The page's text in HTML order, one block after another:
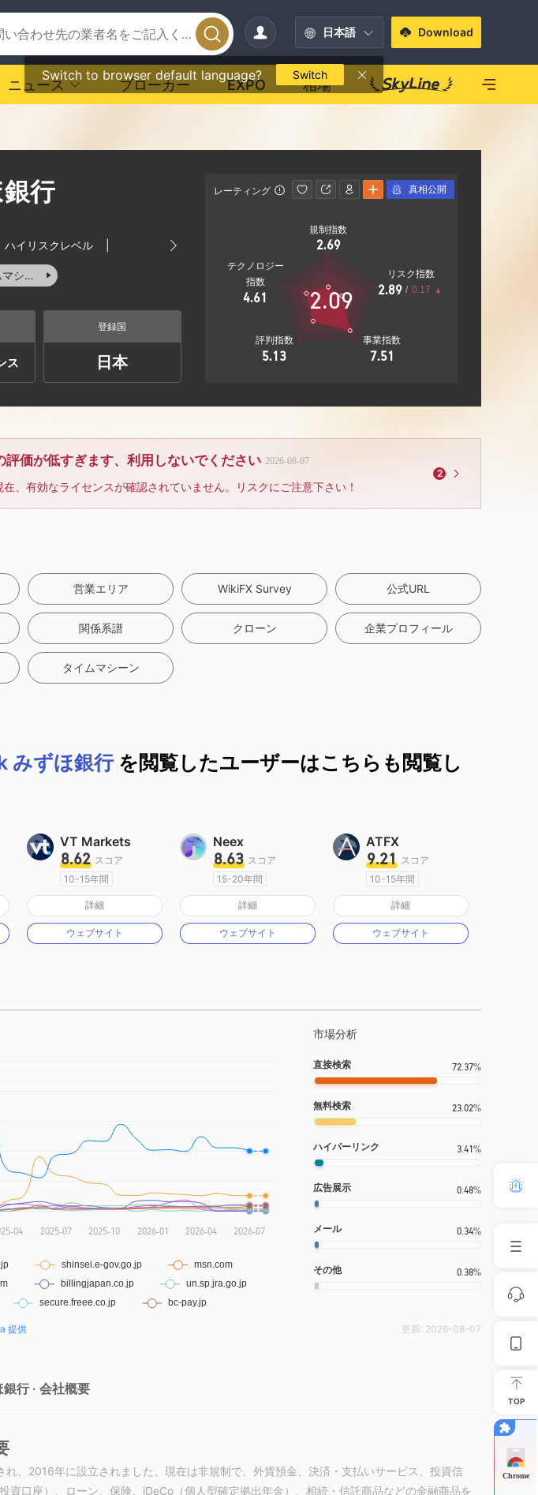
日本語
Switch to browser default language? Switch
Download
ニュース ブローカー EXPO 相場
行
ハイリスクレベル
タイムマシーン
ス
登録国
日本
レーティング
規制指数
2.69
テクノロジー
指数
4.61
評判指数
5.13
事業指数
7.51
リスク指数
2.89 / 0.17
2.09
真相公開
価が低すぎます、利用しないでください 2026-08-07
、有効なライセンスが確認されていません。リスクにご注意下さい！
2
営業エリア WikiFX Survey 公式URL
関係系譜 クローン 企業プロフィール
タイムマシーン
みずほ銀行を閲覧したユーザーはこちらも閲覧し
VT Markets
8.62 スコア
10-15年間
オーストラリア規制
マーケットメイキングライセンス（MM）
詳細
ウェブサイト
Neex
8.63 スコア
15-20年間
オーストラリア規制
マーケットメイキングライセンス（MM）
詳細
ウェブサイト
ATFX
9.21 スコア
10-15年間
オーストラリア規制
マーケットメイキングライセンス（MM）
詳細
ウェブサイト
市場分析
直接検索 72.37%
無料検索 23.02%
ハイパーリンク 3.41%
広告展示 0.48%
メール 0.34%
その他 0.38%
提供 更新: 2026-08-07
行 · 会社概要
れ、2016年に設立されました。現在は非規制で、外貨預金、決済・支払いサービス、投資信
資口座）、ローン、保険、iDeCo（個人型確定拠出年金）、相続・信託商品などの金融商品を
TOP
Chrome